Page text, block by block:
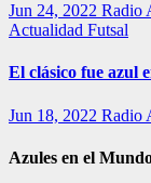
Jun 24, 2022 Radio
Actualidad Futsal
El clásico fue azul
Jun 18, 2022 Radio
Azules en el